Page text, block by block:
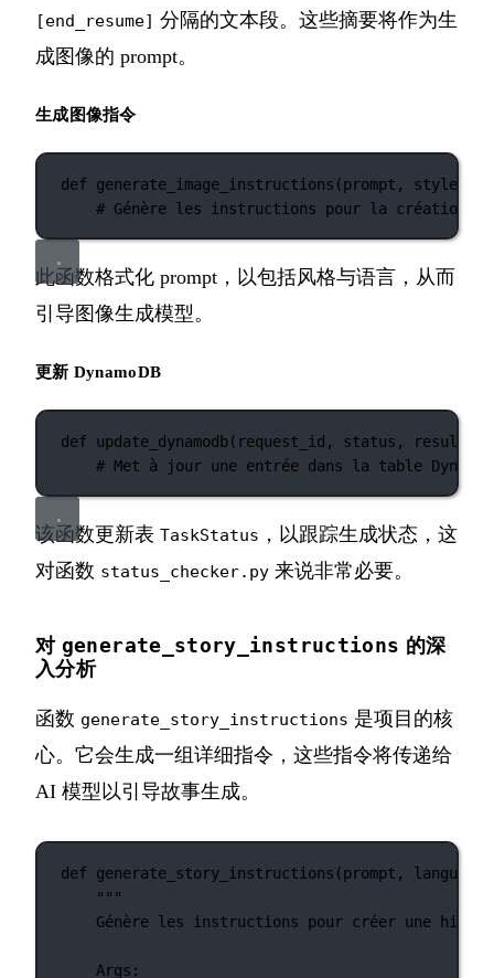
[end_resume] 分隔的文本段。这些摘要将作为生
成图像的 prompt。
生成图像指令
def generate_image_instructions (prompt, style,
# Génère les instructions pour la création
此函数格式化 prompt，以包括风格与语言，从而
引导图像生成模型。
更新 DynamoDB
def update_dynamodb(request_id, status,
# Met à jour une entrée dans la table
该函数更新表 TaskStatus ，以跟踪生成状态，这
对函数 status_checker.py 来说非常必要。
对 generate_story_instructions 的深
入分析
函数 generate_story_instructions 是项目的核
心。它会生成一组详细指令，这些指令将传递给
AI 模型以引导故事生成。
def generate_story_instructions (prompt,
"""
Génère les instructions pour créer une
Args: